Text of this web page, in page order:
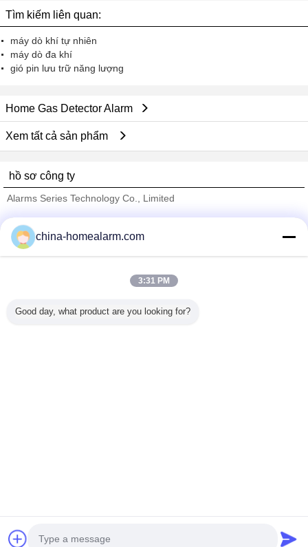
Tìm kiếm liên quan:
máy dò khí tự nhiên
máy dò đa khí
gió pin lưu trữ năng lượng
Home Gas Detector Alarm
Xem tất cả sản phẩm
hồ sơ công ty
Alarms Series Technology Co., Limited
Trust Seal
Verified Suplier
Tất cả sản phẩm
Developed by
china-homealarm.com
3:31 PM
Good day, what product are you looking for?